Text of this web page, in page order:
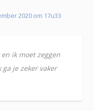
2020 om 17u33
ik moet zeggen
je zeker vaker